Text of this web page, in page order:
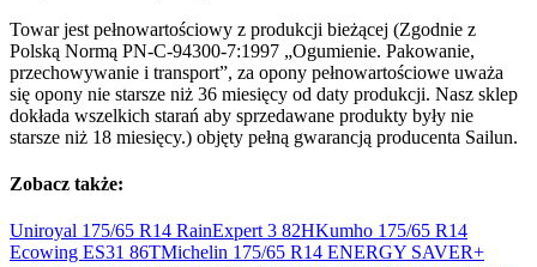
Towar jest pełnowartościowy z produkcji bieżącej (Zgodnie z
Polską Normą PN-C-94300-7:1997 „Ogumienie. Pakowanie,
przechowywanie i transport”, za opony pełnowartościowe uważa
się opony nie starsze niż 36 miesięcy od daty produkcji. Nasz sklep
dokłada wszelkich starań aby sprzedawane produkty były nie
starsze niż 18 miesięcy.) objęty pełną gwarancją producenta Sailun.
Zobacz także:
Uniroyal 175/65 R14 RainExpert 3 82HKumho 175/65 R14
Ecowing ES31 86TMichelin 175/65 R14 ENERGY SAVER+